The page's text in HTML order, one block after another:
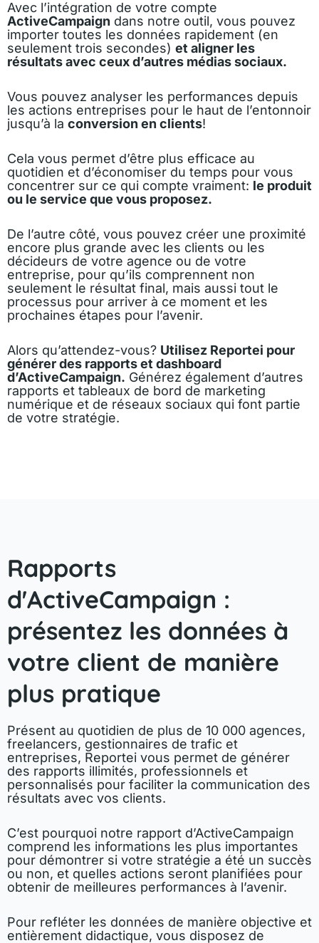
Avec l’intégration de votre compte
ActiveCampaign dans notre outil, vous pouvez
importer toutes les données rapidement (en
seulement trois secondes) et aligner les
résultats avec ceux d’autres médias sociaux.
Vous pouvez analyser les performances depuis
les actions entreprises pour le haut de l’entonnoir
jusqu’à la conversion en clients!
Cela vous permet d’être plus efficace au
quotidien et d’économiser du temps pour vous
concentrer sur ce qui compte vraiment: le produit
ou le service que vous proposez.
De l’autre côté, vous pouvez créer une proximité
encore plus grande avec les clients ou les
décideurs de votre agence ou de votre
entreprise, pour qu’ils comprennent non
seulement le résultat final, mais aussi tout le
processus pour arriver à ce moment et les
prochaines étapes pour l’avenir.
Alors qu’attendez-vous? Utilisez Reportei pour
générer des rapports et dashboard
d’ActiveCampaign. Générez également d’autres
rapports et tableaux de bord de marketing
numérique et de réseaux sociaux qui font partie
de votre stratégie.
Rapports
d'ActiveCampaign :
présentez les données à
votre client de manière
plus pratique
Présent au quotidien de plus de 10 000 agences,
freelancers, gestionnaires de trafic et
entreprises, Reportei vous permet de générer
des rapports illimités, professionnels et
personnalisés pour faciliter la communication des
résultats avec vos clients.
C’est pourquoi notre rapport d’ActiveCampaign
comprend les informations les plus importantes
pour démontrer si votre stratégie a été un succès
ou non, et quelles actions seront planifiées pour
obtenir de meilleures performances à l’avenir.
Pour refléter les données de manière objective et
entièrement didactique, vous disposez de